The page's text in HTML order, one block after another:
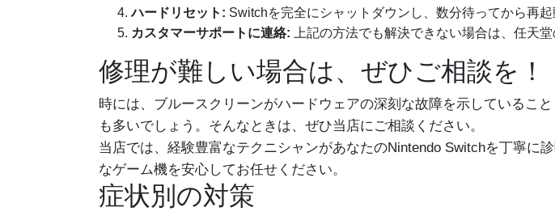
ハードリセット: Switchを完全にシャットダウンし、数分待ってから再
カスタマーサポートに連絡: 上記の方法でも解決できない場合は、任天
修理が難しい場合は、ぜひご相談を！
時には、ブルースクリーンがハードウェアの深刻な故障を示しているこ
も多いでしょう。そんなときは、ぜひ当店にご相談ください。
当店では、経験豊富なテクニシャンがあなたのNintendo Switchを丁寧に
なゲーム機を安心してお任せください。
症状別の対策